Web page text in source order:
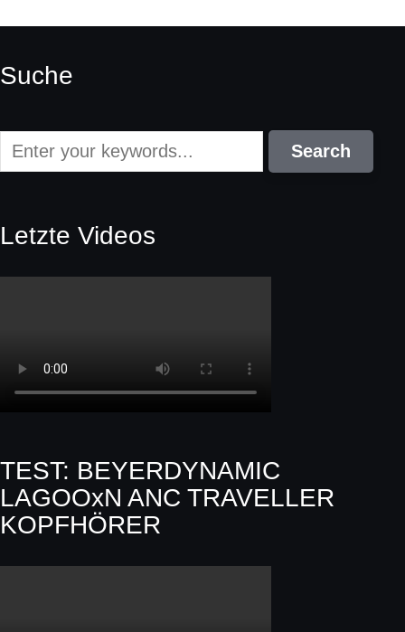
Suche
Letzte Videos
TEST: BEYERDYNAMIC
LAGOOxN ANC TRAVELLER
KOPFHÖRER